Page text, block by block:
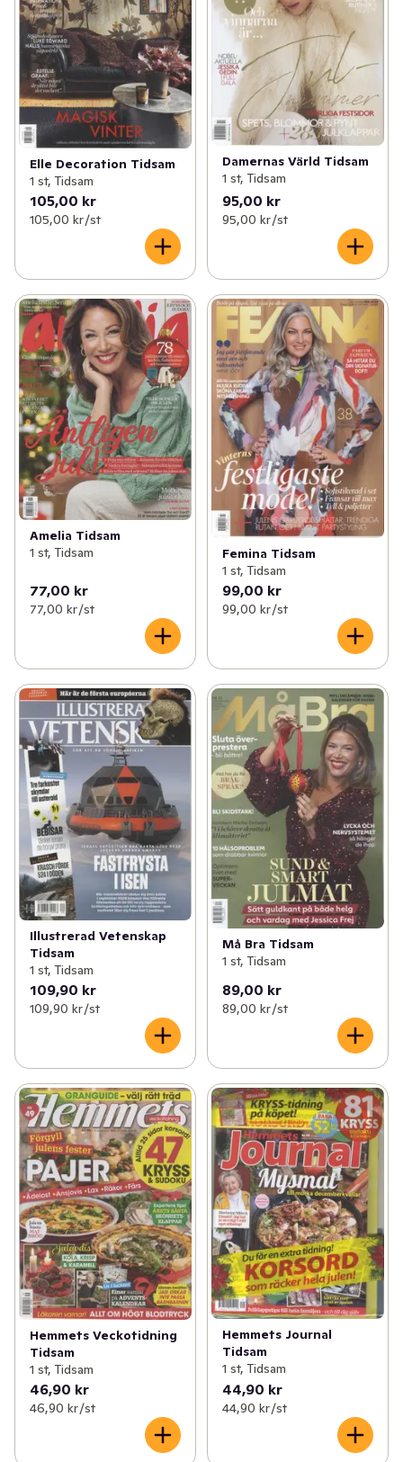
som visas på produktbilden.
Elle Decoration Tidsam
1 st, Tidsam
105,00 kr
105,00 kr /st
Damernas Värld Tidsam
1 st, Tidsam
95,00 kr
95,00 kr /st
Amelia Tidsam
1 st, Tidsam
77,00 kr
77,00 kr /st
Femina Tidsam
1 st, Tidsam
99,00 kr
99,00 kr /st
Illustrerad Vetenskap
Tidsam
1 st, Tidsam
109,90 kr
109,90 kr /st
Må Bra Tidsam
1 st, Tidsam
89,00 kr
89,00 kr /st
Hemmets Veckotidning
Tidsam
1 st, Tidsam
46,90 kr
46,90 kr /st
Hemmets Journal
Tidsam
1 st, Tidsam
44,90 kr
44,90 kr /st